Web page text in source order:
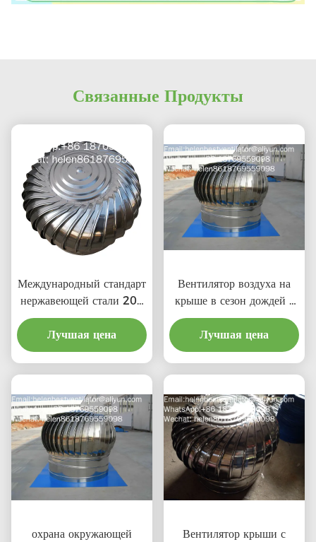
Связанные Продукты
Международный стандарт
нержавеющей стали 201
LC-BEST 500 мм
ветровой турбины крыши
вентиляции для завода
Лучшая цена
Вентилятор воздуха на
крыше в сезон дождей с
ценой материальной
выгоды
Лучшая цена
охрана окружающей
Вентилятор крыши с